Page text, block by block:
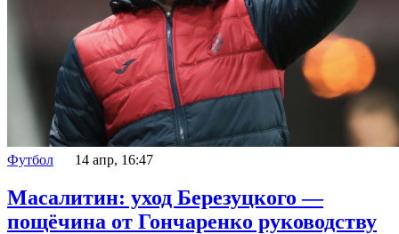
Футбол 14 апр, 16:47
Масалитин: уход Березуцкого —
пощёчина от Гончаренко руководству